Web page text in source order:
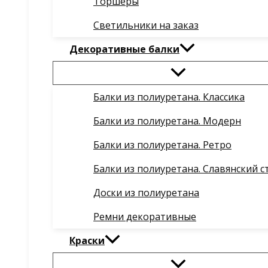
Светильники на заказ
Декоративные балки
Балки из полиуретана. Классика
Балки из полиуретана. Модерн
Балки из полиуретана. Ретро
Балки из полиуретана. Славянский
Доски из полиуретана
Ремни декоративные
Краски